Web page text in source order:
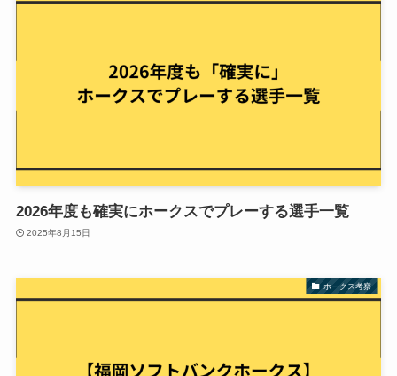
2026年度も確実にホークスでプレーする選手一覧
2025年8月15日
ホークス考察